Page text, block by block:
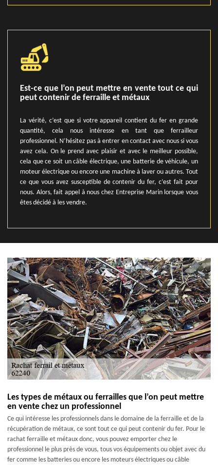
Est-ce que l’on peut mettre en vente tout ce qui
peut contenir de ferraille et métaux
La vérité, c’est que si votre appareil contient du fer en grande
quantité, cela nous intéresse en tant que ferrailleur
professionnel. N’hésitez pas à entrer en contact avec nous si vous
avez cela. On le prend avec plaisir et avec le meilleur possible,
cela que ce soit un câble électrique, une batterie de véhicule, un
moteur électrique ou encore une machine à laver ou autres. Tout
ce que vous avez susceptible de contenir du fer, c’est fait pour
nous. Alors, fait appel à nous chez Entreprise Marin lorsque vous
êtes décidé à les vendre.
Les types de métaux ou ferrailles que l’on peut mettre
en vente chez un professionnel
Ce qui intéresse les professionnels dans le domaine de la ferraille et de la
récupération de métaux, ce sont tout ce qui peut contenir du fer. Pour le
rachat ferraille et métaux donc, vous pouvez emporter chez le
professionnel le plus près de vous, tous vos équipements ou objet avec du
fer comme les batteries ou encore les moteurs électriques ou câble